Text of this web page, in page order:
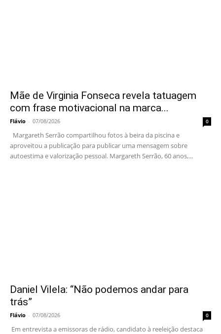
Mãe de Virginia Fonseca revela tatuagem
com frase motivacional na marca...
Flávio - 07/08/2026 0
Margareth Serrão compartilhou fotos à beira da piscina e
aproveitou a publicação para publicar uma mensagem sobre
autoestima e valorização pessoal. Margareth Serrão, 60 anos,...
Daniel Vilela: “Não podemos andar para
trás”
Flávio - 07/08/2026 0
Em entrevista a emissoras de rádio, candidato à reeleição destaca